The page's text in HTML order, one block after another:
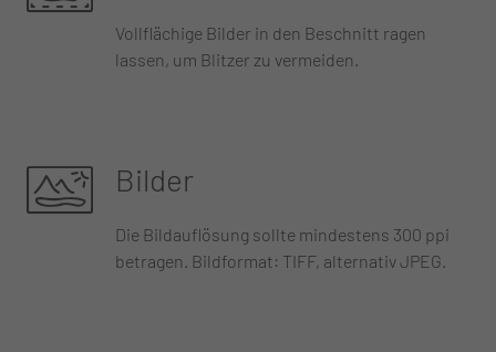
Vollflächige Bilder in den Beschnitt ragen
lassen, um Blitzer zu vermeiden.
Bilder
Die Bildauflösung sollte mindestens 300 ppi
betragen. Bildformat: TIFF, alternativ JPEG.